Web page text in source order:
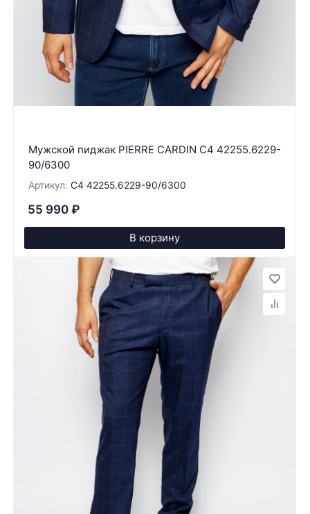
Мужской пиджак PIERRE CARDIN C4 42255.6229-
90/6300
Артикул: C4 42255.6229-90/6300
55 990 ₽
В корзину